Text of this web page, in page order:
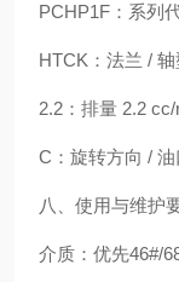
PCHP1F：系列
HTCK：法兰 / 轴
2.2：排量 2.2 cc/
C：旋转方向 / 油
八、使用与维护
介质：优先46#/